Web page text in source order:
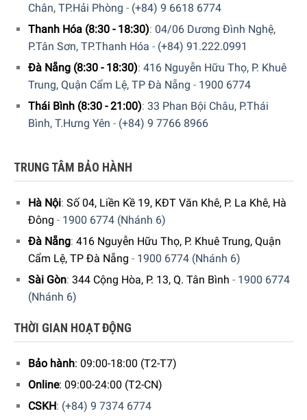
Chân, TP.Hải Phòng - (+84) 9 6618 6774
Thanh Hóa (8:30 - 18:30): 04/06 Dương Đình Nghệ,
P.Tân Sơn, TP.Thanh Hóa - (+84) 91.222.0991
Đà Nẵng (8:30 - 18:30): 416 Nguyễn Hữu Thọ, P. Khuê
Trung, Quận Cẩm Lệ, TP Đà Nẵng - 1900 6774
Thái Bình (8:30 - 21:00): 33 Phan Bội Châu, P.Thái
Bình, T.Hưng Yên - (+84) 9 7766 8966
TRUNG TÂM BẢO HÀNH
Hà Nội: Số 04, Liền Kề 19, KĐT Văn Khê, P. La Khê, Hà
Đông - 1900 6774 (Nhánh 6)
Đà Nẵng: 416 Nguyễn Hữu Thọ, P. Khuê Trung, Quận
Cẩm Lệ, TP Đà Nẵng - 1900 6774 (Nhánh 6)
Sài Gòn: 344 Cộng Hòa, P. 13, Q. Tân Bình - 1900 6774
(Nhánh 6)
THỜI GIAN HOẠT ĐỘNG
Bảo hành: 09:00-18:00 (T2-T7)
Online: 09:00-24:00 (T2-CN)
CSKH: (+84) 9 7374 6774